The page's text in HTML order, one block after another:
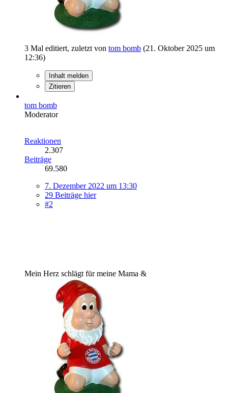
3 Mal editiert, zuletzt von tom bomb (21. Oktober 2025 um
12:36)
Inhalt melden
Zitieren
tom bomb
Moderator
Reaktionen
2.307
Beiträge
69.580
7. Dezember 2022 um 13:30
29 Beiträge hier
#2
Mein Herz schlägt für meine Mama &